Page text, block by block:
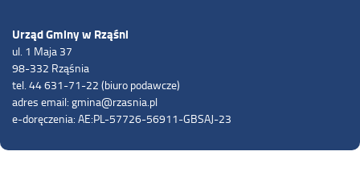
Urząd Gminy w Rząśni
ul. 1 Maja 37
98-332 Rząśnia
tel. 44 631-71-22 (biuro podawcze)
adres email: gmina@rzasnia.pl
e-doręczenia: AE:PL-57726-56911-GBSAJ-23